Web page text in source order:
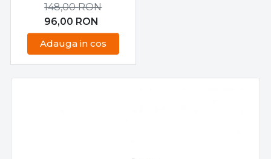
96,00 RON
148,00RON
Adauga in cos